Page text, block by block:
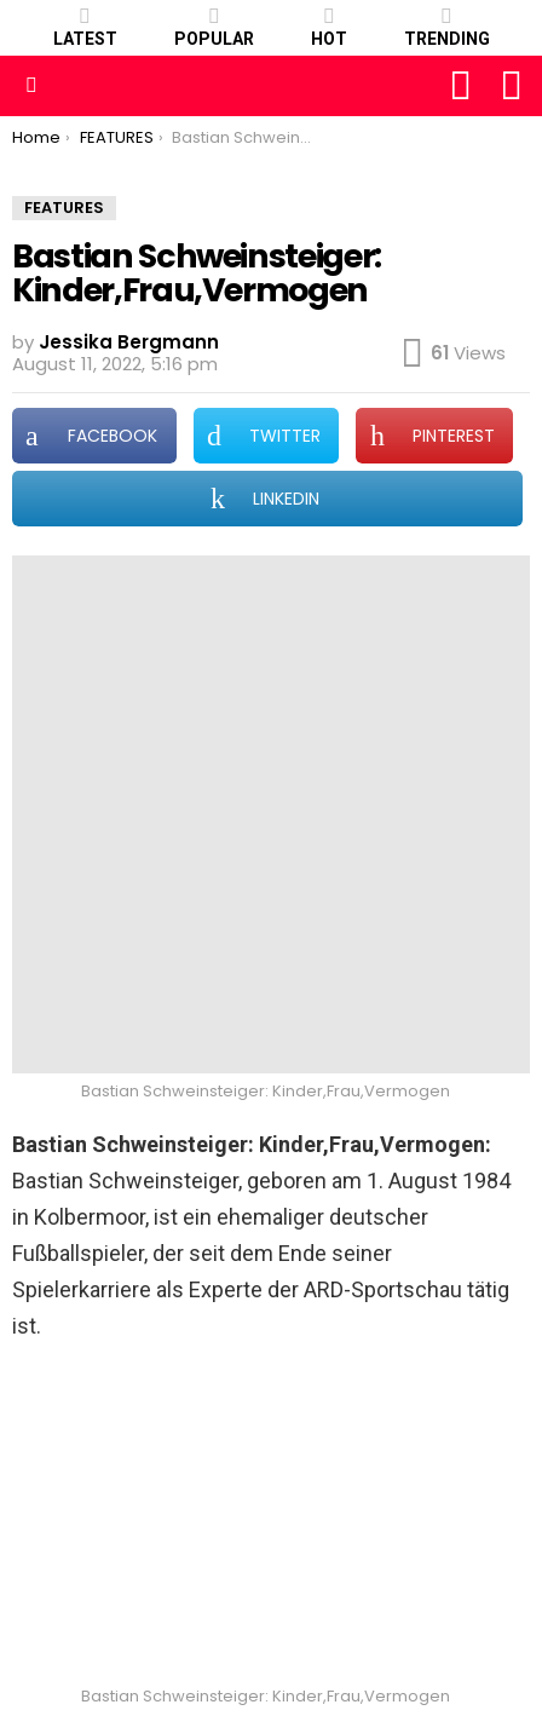
LATEST POPULAR HOT TRENDING
FOLLOW
You are here:
Home FEATURES Bastian Schweinsteiger: Kinder,Frau,Vermogen
FEATURES
Bastian Schweinsteiger:
Kinder,Frau,Vermogen
by Jessika Bergmann
August 11, 2022, 5:16 pm
61 Views
FACEBOOK TWITTER PINTEREST
LINKEDIN
Bastian Schweinsteiger: Kinder,Frau,Vermogen
Bastian Schweinsteiger: Kinder,Frau,Vermogen:
Bastian Schweinsteiger, geboren am 1. August 1984
in Kolbermoor, ist ein ehemaliger deutscher
Fußballspieler, der seit dem Ende seiner
Spielerkarriere als Experte der ARD-Sportschau tätig
ist.
Bastian Schweinsteiger: Kinder,Frau,Vermogen